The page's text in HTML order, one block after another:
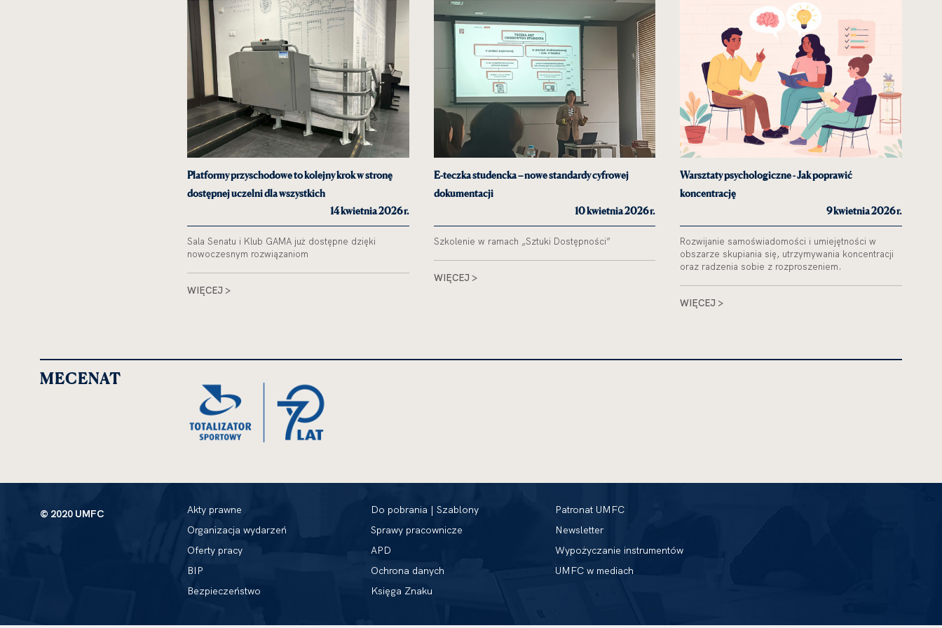
Platformy przyschodowe to kolejny krok w stronę
dostępnej uczelni dla wszystkich
14 kwietnia 2026 r.
Sala Senatu i Klub GAMA już dostępne dzięki
nowoczesnym rozwiązaniom
WIĘCEJ >
E-teczka studencka – nowe standardy cyfrowej
dokumentacji
10 kwietnia 2026 r.
Szkolenie w ramach „Sztuki Dostępności”
WIĘCEJ >
Warsztaty psychologiczne - Jak poprawić
koncentrację
9 kwietnia 2026 r.
Rozwijanie samoświadomości i umiejętności w
obszarze skupiania się, utrzymywania koncentracji
oraz radzenia sobie z rozproszeniem.
WIĘCEJ >
MECENAT
© 2020 UMFC
Akty prawne
Organizacja wydarzeń
Oferty pracy
BIP
Bezpieczeństwo
Do pobrania | Szablony
Sprawy pracownicze
APD
Ochrona danych
Księga Znaku
Patronat UMFC
Newsletter
Wypożyczanie instrumentów
UMFC w mediach